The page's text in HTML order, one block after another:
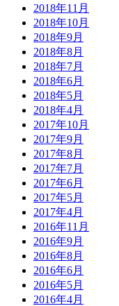
2018年11月
2018年10月
2018年9月
2018年8月
2018年7月
2018年6月
2018年5月
2018年4月
2017年10月
2017年9月
2017年8月
2017年7月
2017年6月
2017年5月
2017年4月
2016年11月
2016年9月
2016年8月
2016年6月
2016年5月
2016年4月